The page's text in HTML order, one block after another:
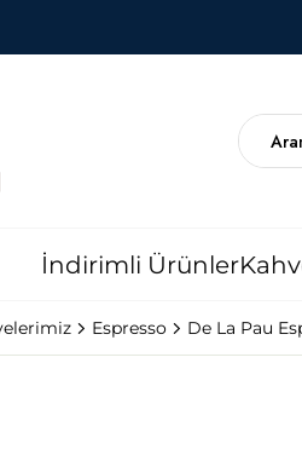
İndirimli Ürünler
Espresso De La Pau